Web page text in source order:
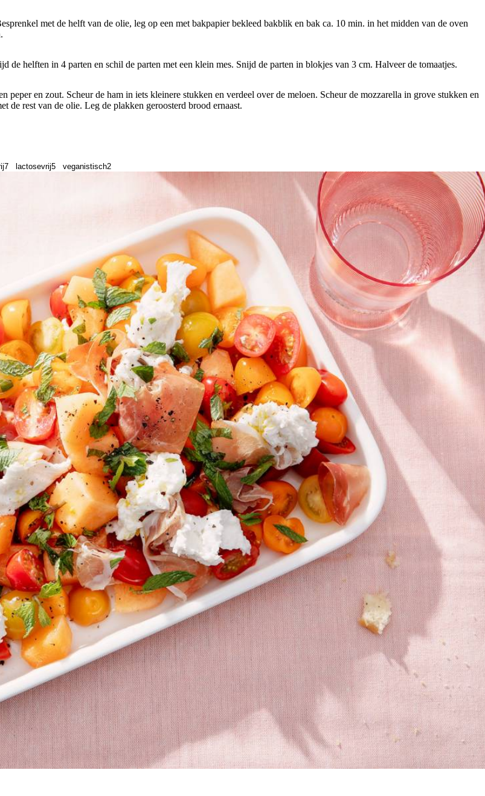
met de helft van de olie, leg op een met bakpapier bekleed bakblik en bak ca. 10 min. in het midden van de oven
de helften in 4 parten en schil de parten met een klein mes. Snijd de parten in blokjes van 3 cm. Halveer de tomaatjes.
peper en zout. Scheur de ham in iets kleinere stukken en verdeel over de meloen. Scheur de mozzarella in grove stukken en
de rest van de olie. Leg de plakken geroosterd brood ernaast.
7 lactosevrij5 veganistisch2